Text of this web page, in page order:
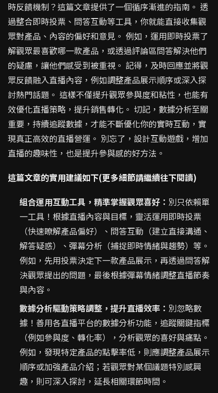
時反饋機制？這篇文章提供了一個循序漸進的指南。 透
過整合即時投票、問答互動等工具，你就能直接收集觀
眾對產品、內容的偏好和意見。 例如，運用即時投票了
解觀眾最喜歡哪一款產品，或透過評論區問答解決他們
的疑慮，讓他們感受到被重視。 記得，及時回應並將觀
眾反饋融入直播內容，例如調整產品展示順序或深入探
討熱門話題。 這樣不僅提升觀眾參與度和粘性，也能有
效優化直播策略，提升銷售轉化。 切記，數據分析至關
重要，持續追蹤數據，才能不斷優化你的實時互動，實
現真正高效的直播營運。 別忘了，設計互動遊戲，增加
直播的趣味性，也是提升參與感的好方法。
這篇文章的實用建議如下(更多細節請繼續往下閱讀)
組合運用互動工具，精準掌握觀眾喜好： 別只依賴單
一工具！根據直播內容與目標，靈活運用即時投票
（快速瞭解產品偏好）、問答互動（建立直接溝通、
解答疑惑）、彈幕分析（捕捉即時情緒與趨勢）等。
例如，先用投票決定下一款產品展示，再透過問答解
決觀眾提出的問題，最後根據彈幕情緒調整直播節奏
與內容。
數據分析驅動策略調整，提升直播效率： 別忽略數
據！善用各直播平台的數據分析功能，追蹤關鍵指標
（例如參與度、轉化率），分析觀眾的喜好與痛點。
例如，發現特定產品的點擊率低，則應調整產品展示
順序或加強產品介紹；若觀眾對某個議題特別感興
趣，則可深入探討，延長相關環節時間。